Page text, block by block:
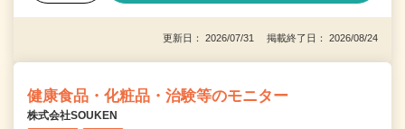
更新日： 2026/07/31 掲載終了日： 2026/08/24
健康食品・化粧品・治験等のモニター
株式会社SOUKEN